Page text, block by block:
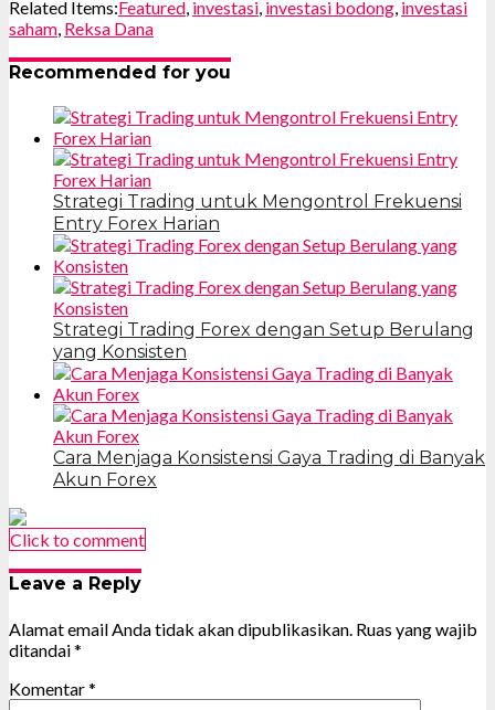
Related Items:Featured investasi investasi bodong investasi
saham Reksa Dana
Recommended for you
Strategi Trading untuk Mengontrol Frekuensi
Entry Forex Harian
Strategi Trading Forex dengan Setup Berulang
yang Konsisten
Cara Menjaga Konsistensi Gaya Trading di Banyak
Akun Forex
Click to comment
Leave a Reply
Alamat email Anda tidak akan dipublikasikan. Ruas yang wajib
ditandai*
Komentar*